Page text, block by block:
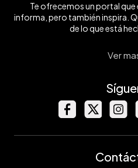
Te ofrecemos un portal
informa, pero también inspira.
de lo que está
Ver